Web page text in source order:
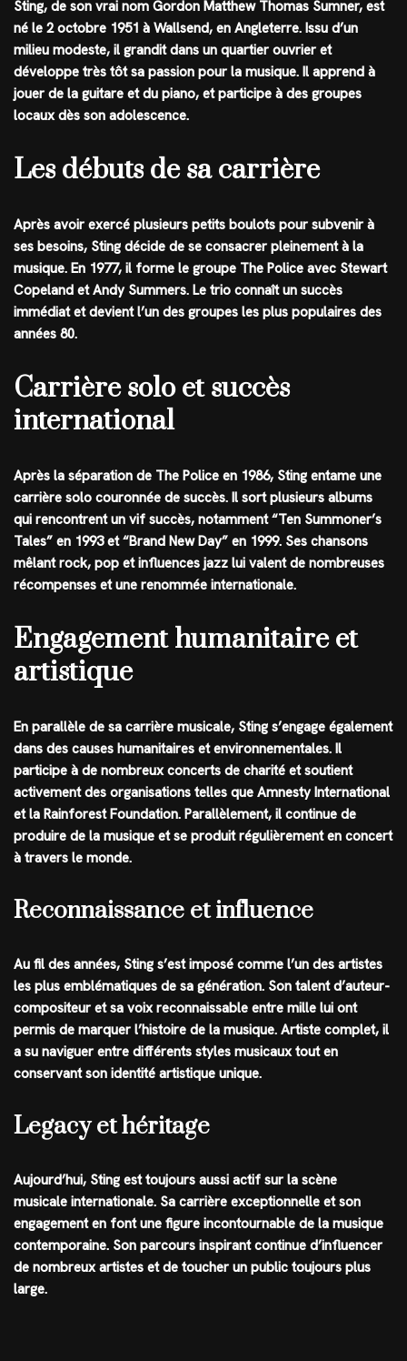
Sting, de son vrai nom Gordon Matthew Thomas Sumner, est
né le 2 octobre 1951 à Wallsend, en Angleterre. Issu d’un
milieu modeste, il grandit dans un quartier ouvrier et
développe très tôt sa passion pour la musique. Il apprend à
jouer de la guitare et du piano, et participe à des groupes
locaux dès son adolescence.
Les débuts de sa carrière
Après avoir exercé plusieurs petits boulots pour subvenir à
ses besoins, Sting décide de se consacrer pleinement à la
musique. En 1977, il forme le groupe The Police avec Stewart
Copeland et Andy Summers. Le trio connaît un succès
immédiat et devient l’un des groupes les plus populaires des
années 80.
Carrière solo et succès
international
Après la séparation de The Police en 1986, Sting entame une
carrière solo couronnée de succès. Il sort plusieurs albums
qui rencontrent un vif succès, notamment “Ten Summoner’s
Tales” en 1993 et “Brand New Day” en 1999. Ses chansons
mêlant rock, pop et influences jazz lui valent de nombreuses
récompenses et une renommée internationale.
Engagement humanitaire et
artistique
En parallèle de sa carrière musicale, Sting s’engage également
dans des causes humanitaires et environnementales. Il
participe à de nombreux concerts de charité et soutient
activement des organisations telles que Amnesty International
et la Rainforest Foundation. Parallèlement, il continue de
produire de la musique et se produit régulièrement en concert
à travers le monde.
Reconnaissance et influence
Au fil des années, Sting s’est imposé comme l’un des artistes
les plus emblématiques de sa génération. Son talent d’auteur-
compositeur et sa voix reconnaissable entre mille lui ont
permis de marquer l’histoire de la musique. Artiste complet, il
a su naviguer entre différents styles musicaux tout en
conservant son identité artistique unique.
Legacy et héritage
Aujourd’hui, Sting est toujours aussi actif sur la scène
musicale internationale. Sa carrière exceptionnelle et son
engagement en font une figure incontournable de la musique
contemporaine. Son parcours inspirant continue d’influencer
de nombreux artistes et de toucher un public toujours plus
large.